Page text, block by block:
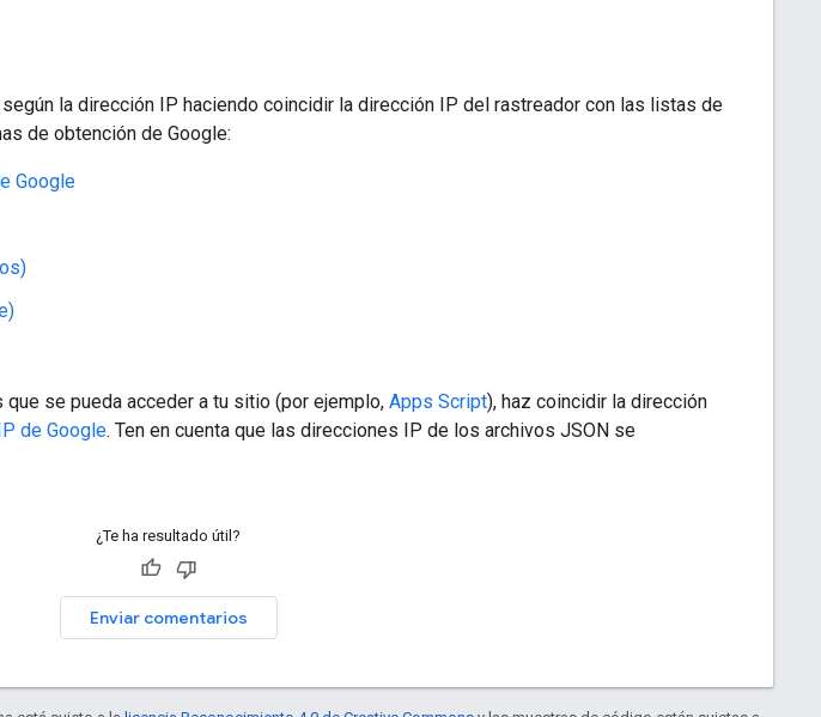
la dirección IP haciendo coincidir la dirección IP del rastreador con las listas de
de obtención de Google:
Google
se pueda acceder a tu sitio (por ejemplo, Apps Script), haz coincidir la dirección
de Google. Ten en cuenta que las direcciones IP de los archivos JSON se
¿Te ha resultado útil?
Enviar comentarios